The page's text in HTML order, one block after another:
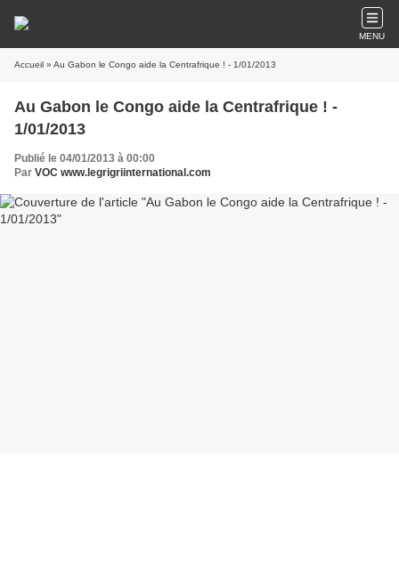
MENU
Accueil » Au Gabon le Congo aide la Centrafrique ! - 1/01/2013
Au Gabon le Congo aide la Centrafrique ! -
1/01/2013
Publié le 04/01/2013 à 00:00
Par VOC www.legrigriinternational.com